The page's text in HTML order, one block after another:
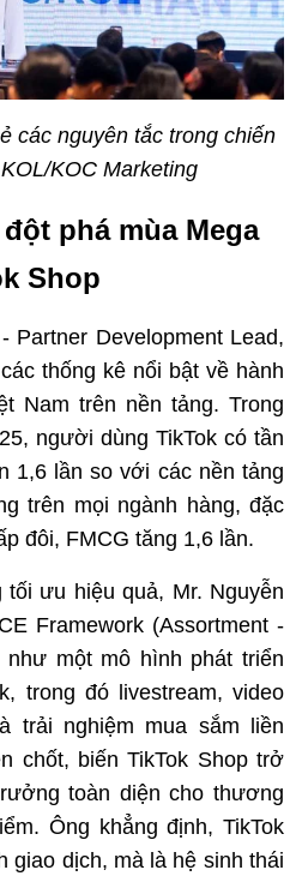
các nguyên tắc trong chiến
KOC Marketing
phá mùa Mega
Shop
Partner Development Lead,
thống kê nổi bật về hành
Nam trên nền tảng. Trong
người dùng TikTok có tần
1,6 lần so với các nền tảng
trên mọi ngành hàng, đặc
đôi, FMCG tăng 1,6 lần.
ưu hiệu quả, Mr. Nguyễn
Framework (Assortment -
như một mô hình phát triển
trong đó livestream, video
trải nghiệm mua sắm liền
chốt, biến TikTok Shop trở
toàn diện cho thương
Ông khẳng định, TikTok
giao dịch, mà là hệ sinh thái